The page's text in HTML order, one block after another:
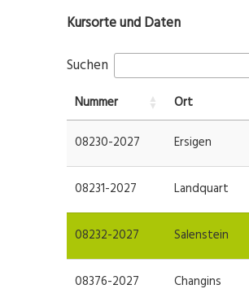
Kursorte und Daten
Suchen
Nummer Ort
08230-2027 Ersigen
08231-2027 Landquart
08232-2027 Salenstein
08376-2027 Changins